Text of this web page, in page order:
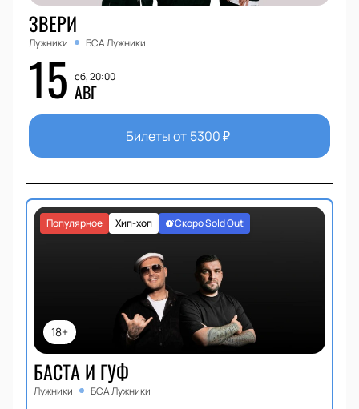
ЗВЕРИ
Лужники БСА Лужники
15 сб, 20:00
АВГ
Билеты от 5300₽
18+
Хип-хоп
Популярное Скоро Sold Out
БАСТА И ГУФ
Лужники БСА Лужники